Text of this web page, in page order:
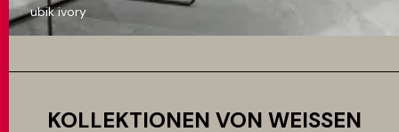
ubik ivory
KOLLEKTIONEN VON WEISSEN F